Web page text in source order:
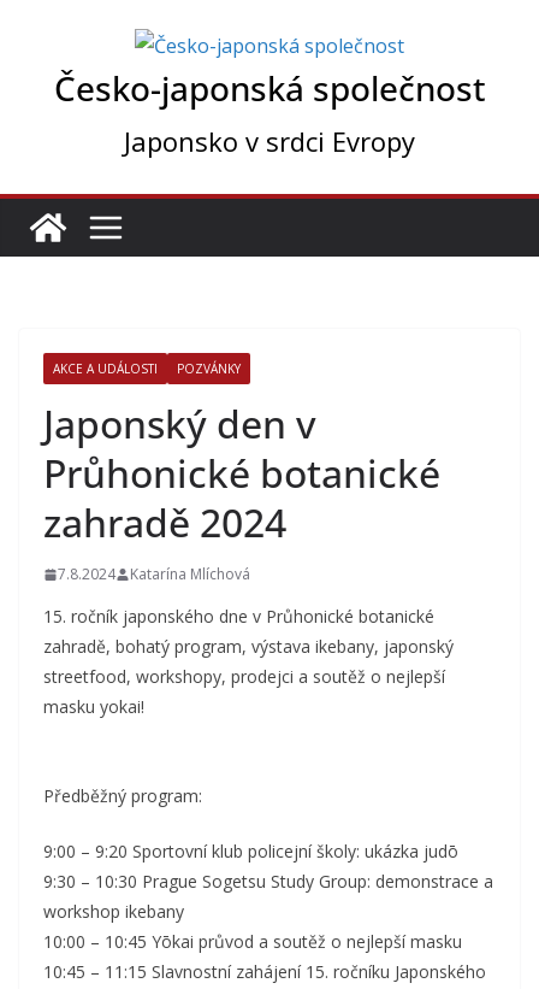
Česko-japonská společnost
Japonsko v srdci Evropy
AKCE A UDÁLOSTI POZVÁNKY
Japonský den v
Průhonické botanické
zahradě 2024
7.8.2024 Katarína Mlíchová
15. ročník japonského dne v Průhonické botanické
zahradě, bohatý program, výstava ikebany, japonský
streetfood, workshopy, prodejci a soutěž o nejlepší
masku yokai!
Předběžný program:
9:00 – 9:20 Sportovní klub policejní školy: ukázka judō
9:30 – 10:30 Prague Sogetsu Study Group: demonstrace a
workshop ikebany
10:00 – 10:45 Yōkai průvod a soutěž o nejlepší masku
10:45 – 11:15 Slavnostní zahájení 15. ročníku Japonského